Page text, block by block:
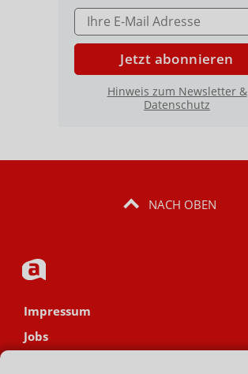
E-MAIL ADRESSE
Jetzt abonnieren
Hinweis zum Newsletter &
Datenschutz
NACH OBEN
Impressum
Jobs